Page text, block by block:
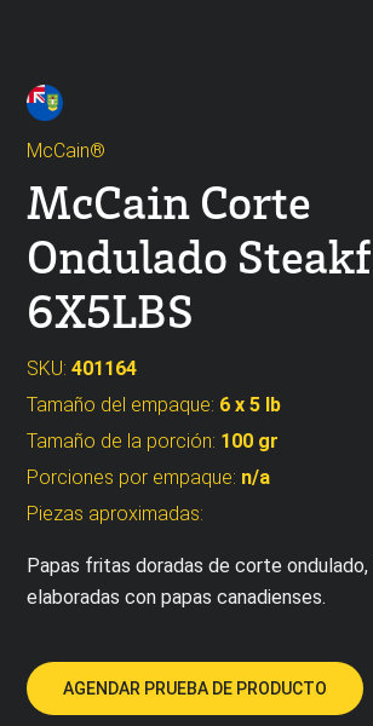
McCain®
McCain Corte
Ondulado
6X5LBS
SKU:401164
Tamaño del empaque: 6 x 5 lb
Tamaño de la porción: 100 gr
Porciones por empaque: n/a
Piezas aproximadas:
Papas fritas doradas de corte
elaboradas con papas canadienses.
AGENDAR PRUEBA DE PRODUCTO